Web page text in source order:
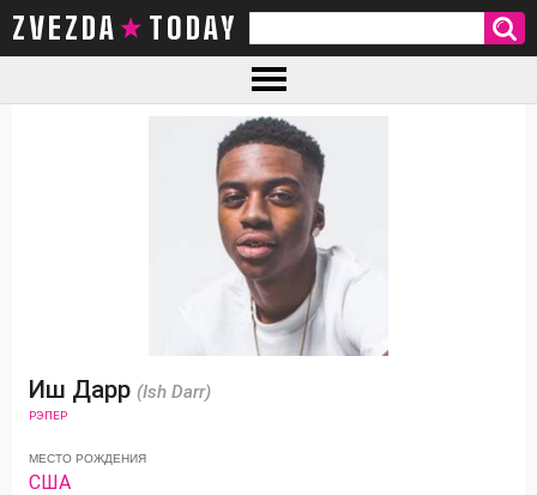
ZVEZDA TODAY
Иш Дарр (Ish Darr)
РЭПЕР
МЕСТО РОЖДЕНИЯ
США